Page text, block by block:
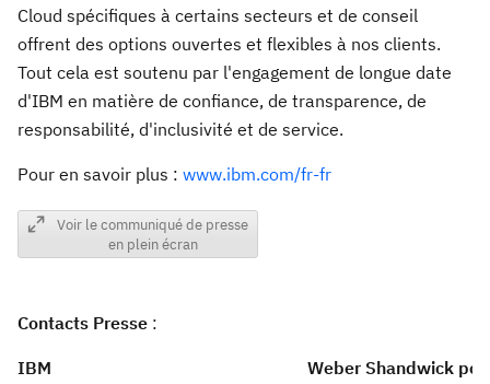
Cloud spécifiques à certains secteurs et de conseil
offrent des options ouvertes et flexibles à nos clients.
Tout cela est soutenu par l'engagement de longue date
d'IBM en matière de confiance, de transparence, de
responsabilité, d'inclusivité et de service.
Pour en savoir plus : www.ibm.com/fr-fr
Voir le communiqué de presse
en plein écran
Contacts Presse :
IBM
Weber Shandwick